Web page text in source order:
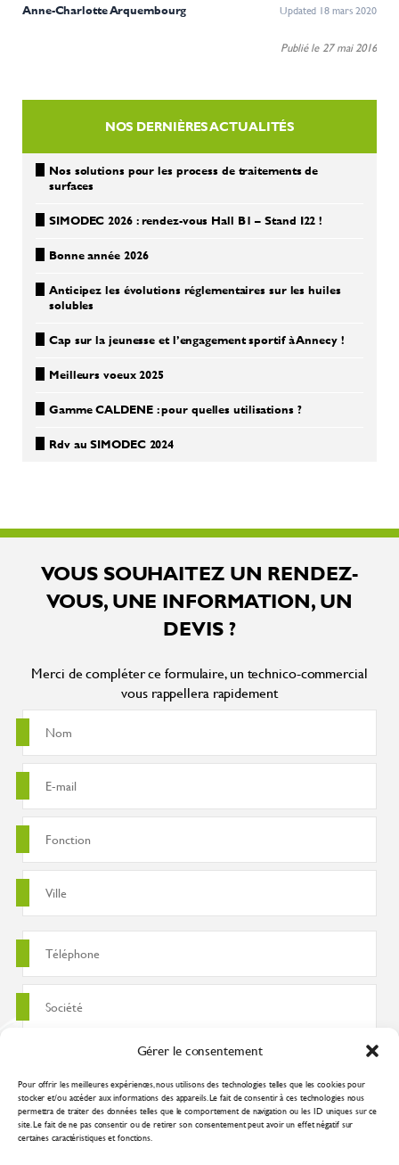
Gérer le consentement
Pour offrir les meilleures expériences, nous utilisons des technologies telles que les cookies pour
stocker et/ou accéder aux informations des appareils. Le fait de consentir à ces technologies nous
permettra de traiter des données telles que le comportement de navigation ou les ID uniques sur ce
site. Le fait de ne pas consentir ou de retirer son consentement peut avoir un effet négatif sur
certaines caractéristiques et fonctions.
Anne-Charlotte Arquembourg Updated 18 mars 2020
Publié le 27 mai 2016
NOS DERNIÈRES ACTUALITÉS
Nos solutions pour les process de traitements de
surfaces
SIMODEC 2026 : rendez-vous Hall B1 – Stand I22 !
Bonne année 2026
Anticipez les évolutions réglementaires sur les huiles
solubles
Cap sur la jeunesse et l’engagement sportif à Annecy !
Meilleurs voeux 2025
Gamme CALDENE : pour quelles utilisations ?
Rdv au SIMODEC 2024
VOUS SOUHAITEZ UN RENDEZ-
VOUS, UNE INFORMATION, UN
DEVIS ?
Merci de compléter ce formulaire, un technico-commercial
vous rappellera rapidement